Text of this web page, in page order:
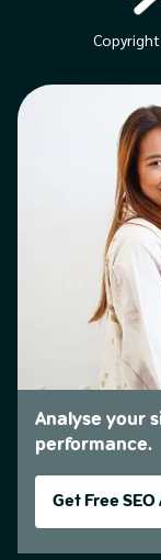
Analyse your
performance.
Get Free